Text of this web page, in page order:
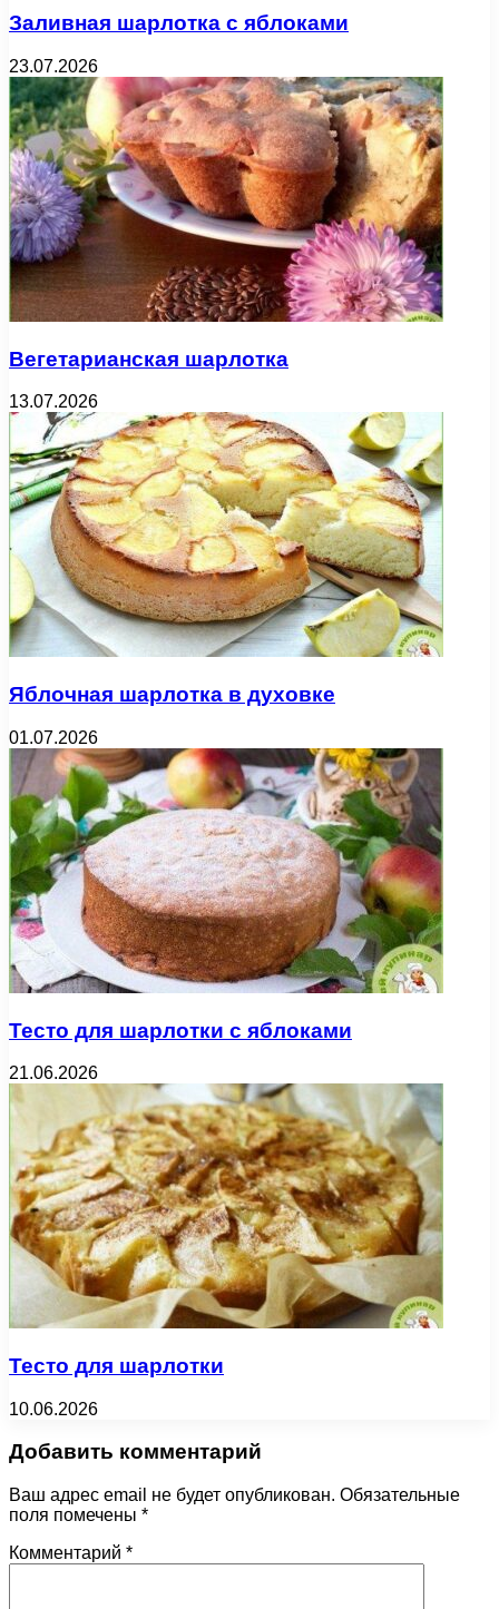
Заливная шарлотка с яблоками
23.07.2026
Вегетарианская шарлотка
13.07.2026
Яблочная шарлотка в духовке
01.07.2026
Тесто для шарлотки с яблоками
21.06.2026
Тесто для шарлотки
10.06.2026
Добавить комментарий
Ваш адрес email не будет опубликован. Обязательные
поля помечены *
Комментарий *